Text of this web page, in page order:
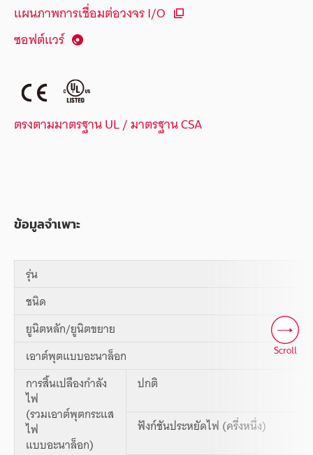
แผนภาพการเชื่อมต่อวงจร I/O
ซอฟต์แวร์
ตรงตามมาตรฐาน UL / มาตรฐาน CSA
ข้อมูลจำเพาะ
รุ่น
ชนิด
ยูนิตหลัก/ยูนิตขยาย
เอาต์พุตแบบอะนาล็อก
การสิ้นเปลืองกำลัง
ไฟ
(รวมเอาต์พุตกระแส
ไฟ
แบบอะนาล็อก)
ปกติ
ฟังก์ชันประหยัดไฟ (ครึ่งหนึ่ง)
Scroll